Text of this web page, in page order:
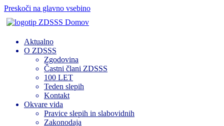
Preskoči na glavno vsebino
Domov
Aktualno
O ZDSSS
Zgodovina
Častni člani ZDSSS
100 LET
Teden slepih
Kontakt
Okvare vida
Pravice slepih in slabovidnih
Zakonodaja